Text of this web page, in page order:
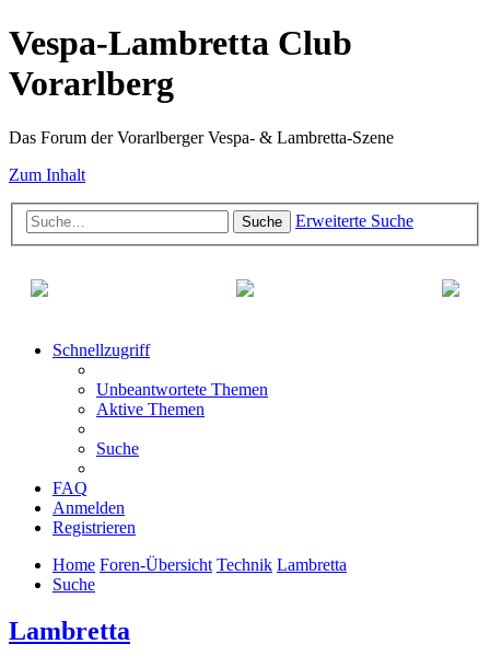
Vespa-Lambretta Club
Vorarlberg
Das Forum der Vorarlberger Vespa- & Lambretta-Szene
Zum Inhalt
Suche Erweiterte Suche
Schnellzugriff
Unbeantwortete Themen
Aktive Themen
Suche
FAQ
Anmelden
Registrieren
Home Foren-Übersicht Technik Lambretta
Suche
Lambretta